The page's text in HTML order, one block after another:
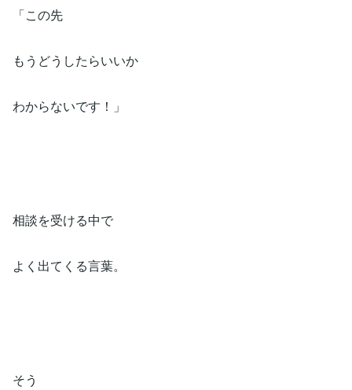
「この先⁡
もうどうしたらいいか⁡
わからないです！」⁡
相談を受ける中で⁡
よく出てくる言葉。⁡
そう⁡